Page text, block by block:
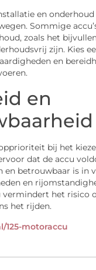
en onderhoud
Sommige
zoals het
zijn. Kies
en
en
bij het
dat de accu
en betrouwbaar is in
en
vermindert het risico
het rijden.
motoraccu